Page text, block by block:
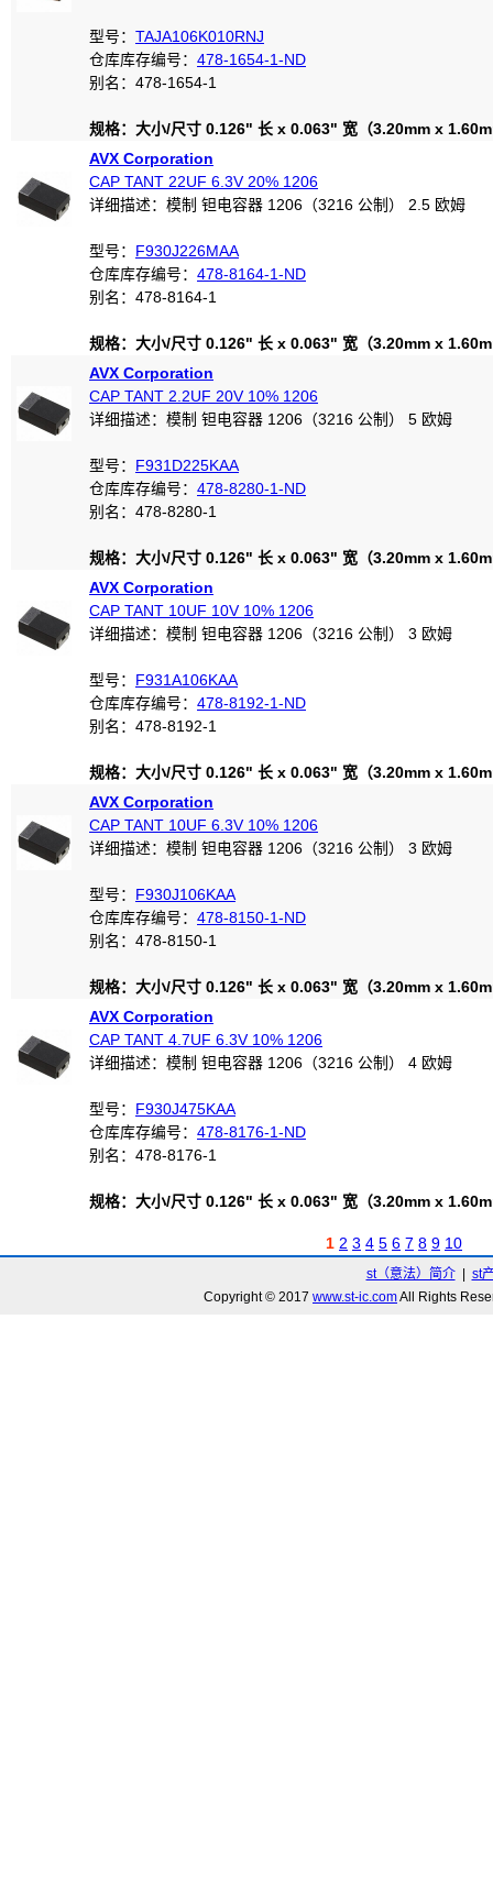
型号： TAJA106K010RNJ
仓库库存编号： 478-1654-1-ND
别名：478-1654-1
规格：大小/尺寸 0.126" 长 x 0.063" 宽（3.20mm x
AVX Corporation
CAP TANT 22UF 6.3V 20% 1206
详细描述：模制 钽电容器 1206（3216 公制） 2.5 欧姆
型号： F930J226MAA
仓库库存编号： 478-8164-1-ND
别名：478-8164-1
规格：大小/尺寸 0.126" 长 x 0.063" 宽（3.20mm x
AVX Corporation
CAP TANT 2.2UF 20V 10% 1206
详细描述：模制 钽电容器 1206（3216 公制） 5 欧姆
型号： F931D225KAA
仓库库存编号： 478-8280-1-ND
别名：478-8280-1
规格：大小/尺寸 0.126" 长 x 0.063" 宽（3.20mm x
AVX Corporation
CAP TANT 10UF 10V 10% 1206
详细描述：模制 钽电容器 1206（3216 公制） 3 欧姆
型号： F931A106KAA
仓库库存编号： 478-8192-1-ND
别名：478-8192-1
规格：大小/尺寸 0.126" 长 x 0.063" 宽（3.20mm x
AVX Corporation
CAP TANT 10UF 6.3V 10% 1206
详细描述：模制 钽电容器 1206（3216 公制） 3 欧姆
型号： F930J106KAA
仓库库存编号： 478-8150-1-ND
别名：478-8150-1
规格：大小/尺寸 0.126" 长 x 0.063" 宽（3.20mm x
AVX Corporation
CAP TANT 4.7UF 6.3V 10% 1206
详细描述：模制 钽电容器 1206（3216 公制） 4 欧姆
型号： F930J475KAA
仓库库存编号： 478-8176-1-ND
别名：478-8176-1
规格：大小/尺寸 0.126" 长 x 0.063" 宽（3.20mm x
1 2 3 4 5 6 7 8 9 10
st（意法）简介| st
Copyright © 2017 www.st-ic.comAll Rights